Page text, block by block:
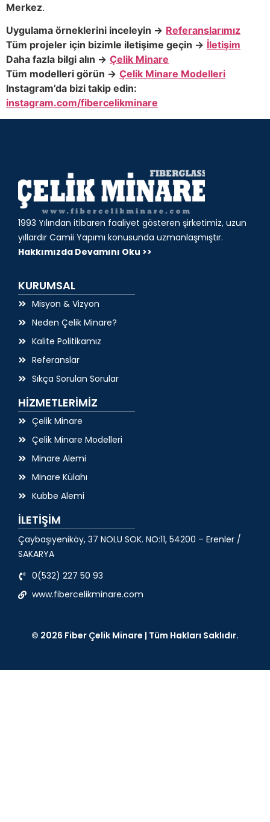
Merkez.
Uygulama örneklerini inceleyin → Referanslarımız
Tüm projeler için bizimle iletişime geçin → İletişim
Daha fazla bilgi alın → Çelik Minare
Tüm modelleri görün → Çelik Minare Modelleri
Instagram’da bizi takip edin:
instagram.com/fibercelikminare
1993 Yılından itibaren faaliyet gösteren şirketimiz, uzun
yıllardır Camii Yapımı konusunda uzmanlaşmıştır.
Hakkımızda Devamını Oku >>
KURUMSAL
Misyon & Vizyon
Neden Çelik Minare?
Kalite Politikamız
Referanslar
Sıkça Sorulan Sorular
HİZMETLERİMİZ
Çelik Minare
Çelik Minare Modelleri
Minare Alemi
Minare Külahı
Kubbe Alemi
İLETİŞİM
Çaybaşıyeniköy, 37 NOLU SOK. NO:11, 54200 – Erenler /
SAKARYA
0(532) 227 50 93
www.fibercelikminare.com
© 2026 Fiber Çelik Minare | Tüm Hakları Saklıdır.